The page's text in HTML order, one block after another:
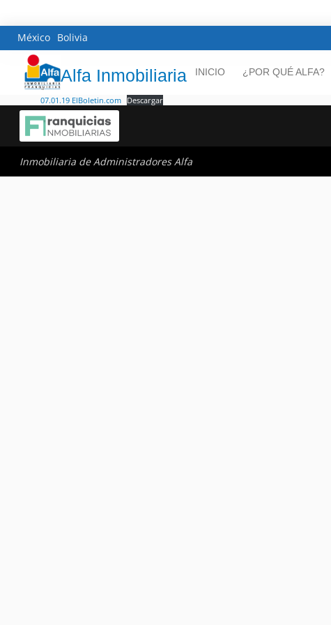
México Bolivia
Alfa Inmobiliaria INICIO ¿POR QUÉ ALFA?
07.01.19 ElBoletin.com Descargar
Inmobiliaria de Administradores Alfa